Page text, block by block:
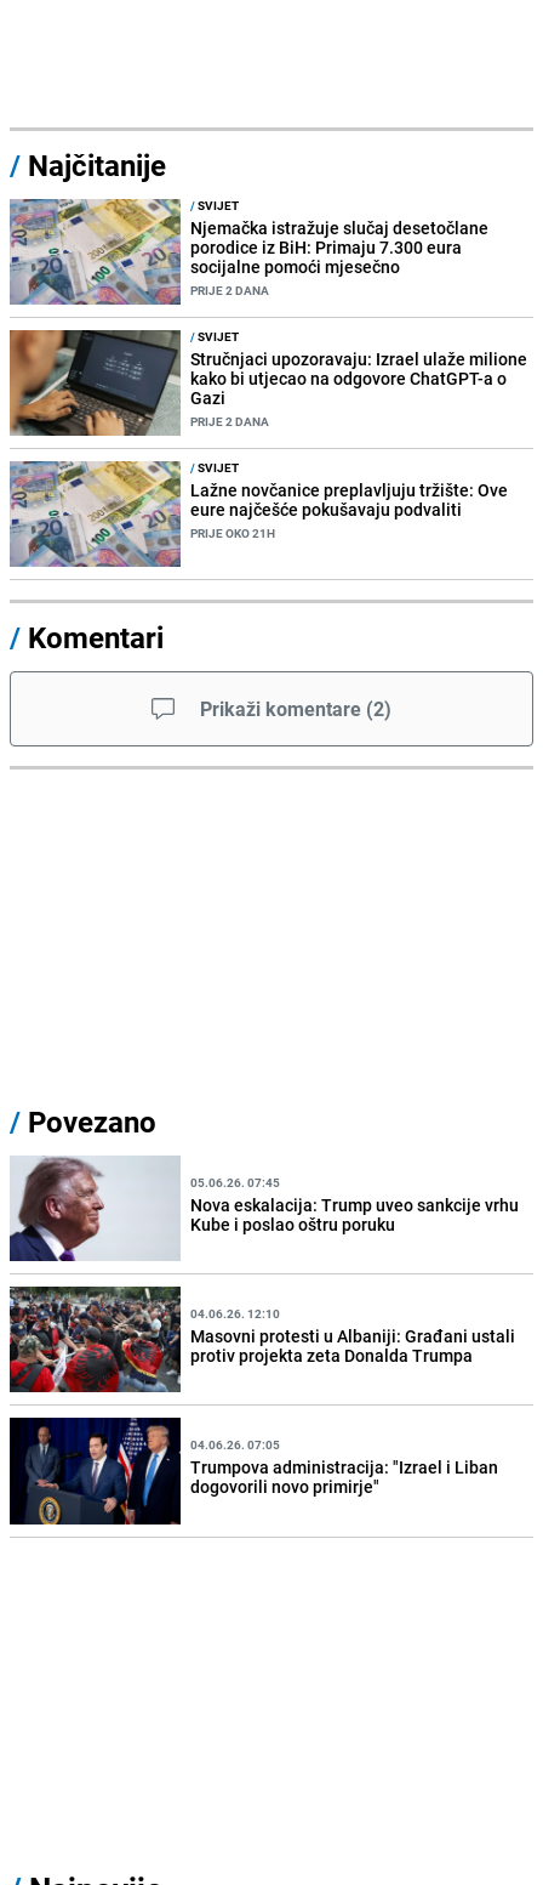
/ Najčitanije
/SVIJET
Njemačka istražuje slučaj desetočlane
porodice iz BiH: Primaju 7.300 eura
socijalne pomoći mjesečno
PRIJE 2 DANA
/SVIJET
Stručnjaci upozoravaju: Izrael ulaže milione
kako bi utjecao na odgovore ChatGPT-a o
Gazi
PRIJE 2 DANA
/SVIJET
Lažne novčanice preplavljuju tržište: Ove
eure najčešće pokušavaju podvaliti
PRIJE OKO 21H
/ Komentari
Prikaži komentare (2)
/ Povezano
05.06.26. 07:45
Nova eskalacija: Trump uveo sankcije vrhu
Kube i poslao oštru poruku
04.06.26. 12:10
Masovni protesti u Albaniji: Građani ustali
protiv projekta zeta Donalda Trumpa
04.06.26. 07:05
Trumpova administracija: "Izrael i Liban
dogovorili novo primirje"